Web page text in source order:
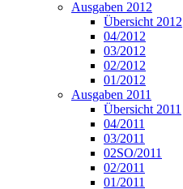
Ausgaben 2012
Übersicht 2012
04/2012
03/2012
02/2012
01/2012
Ausgaben 2011
Übersicht 2011
04/2011
03/2011
02SO/2011
02/2011
01/2011